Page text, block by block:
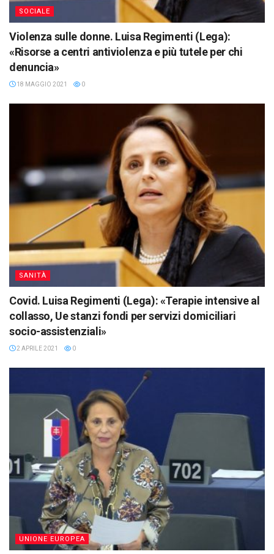
SOCIALE
Violenza sulle donne. Luisa Regimenti (Lega):
«Risorse a centri antiviolenza e più tutele per chi
denuncia»
18 MAGGIO 2021 0
SANITÀ
Covid. Luisa Regimenti (Lega): «Terapie intensive al
collasso, Ue stanzi fondi per servizi domiciliari
socio-assistenziali»
2 APRILE 2021 0
UNIONE EUROPEA